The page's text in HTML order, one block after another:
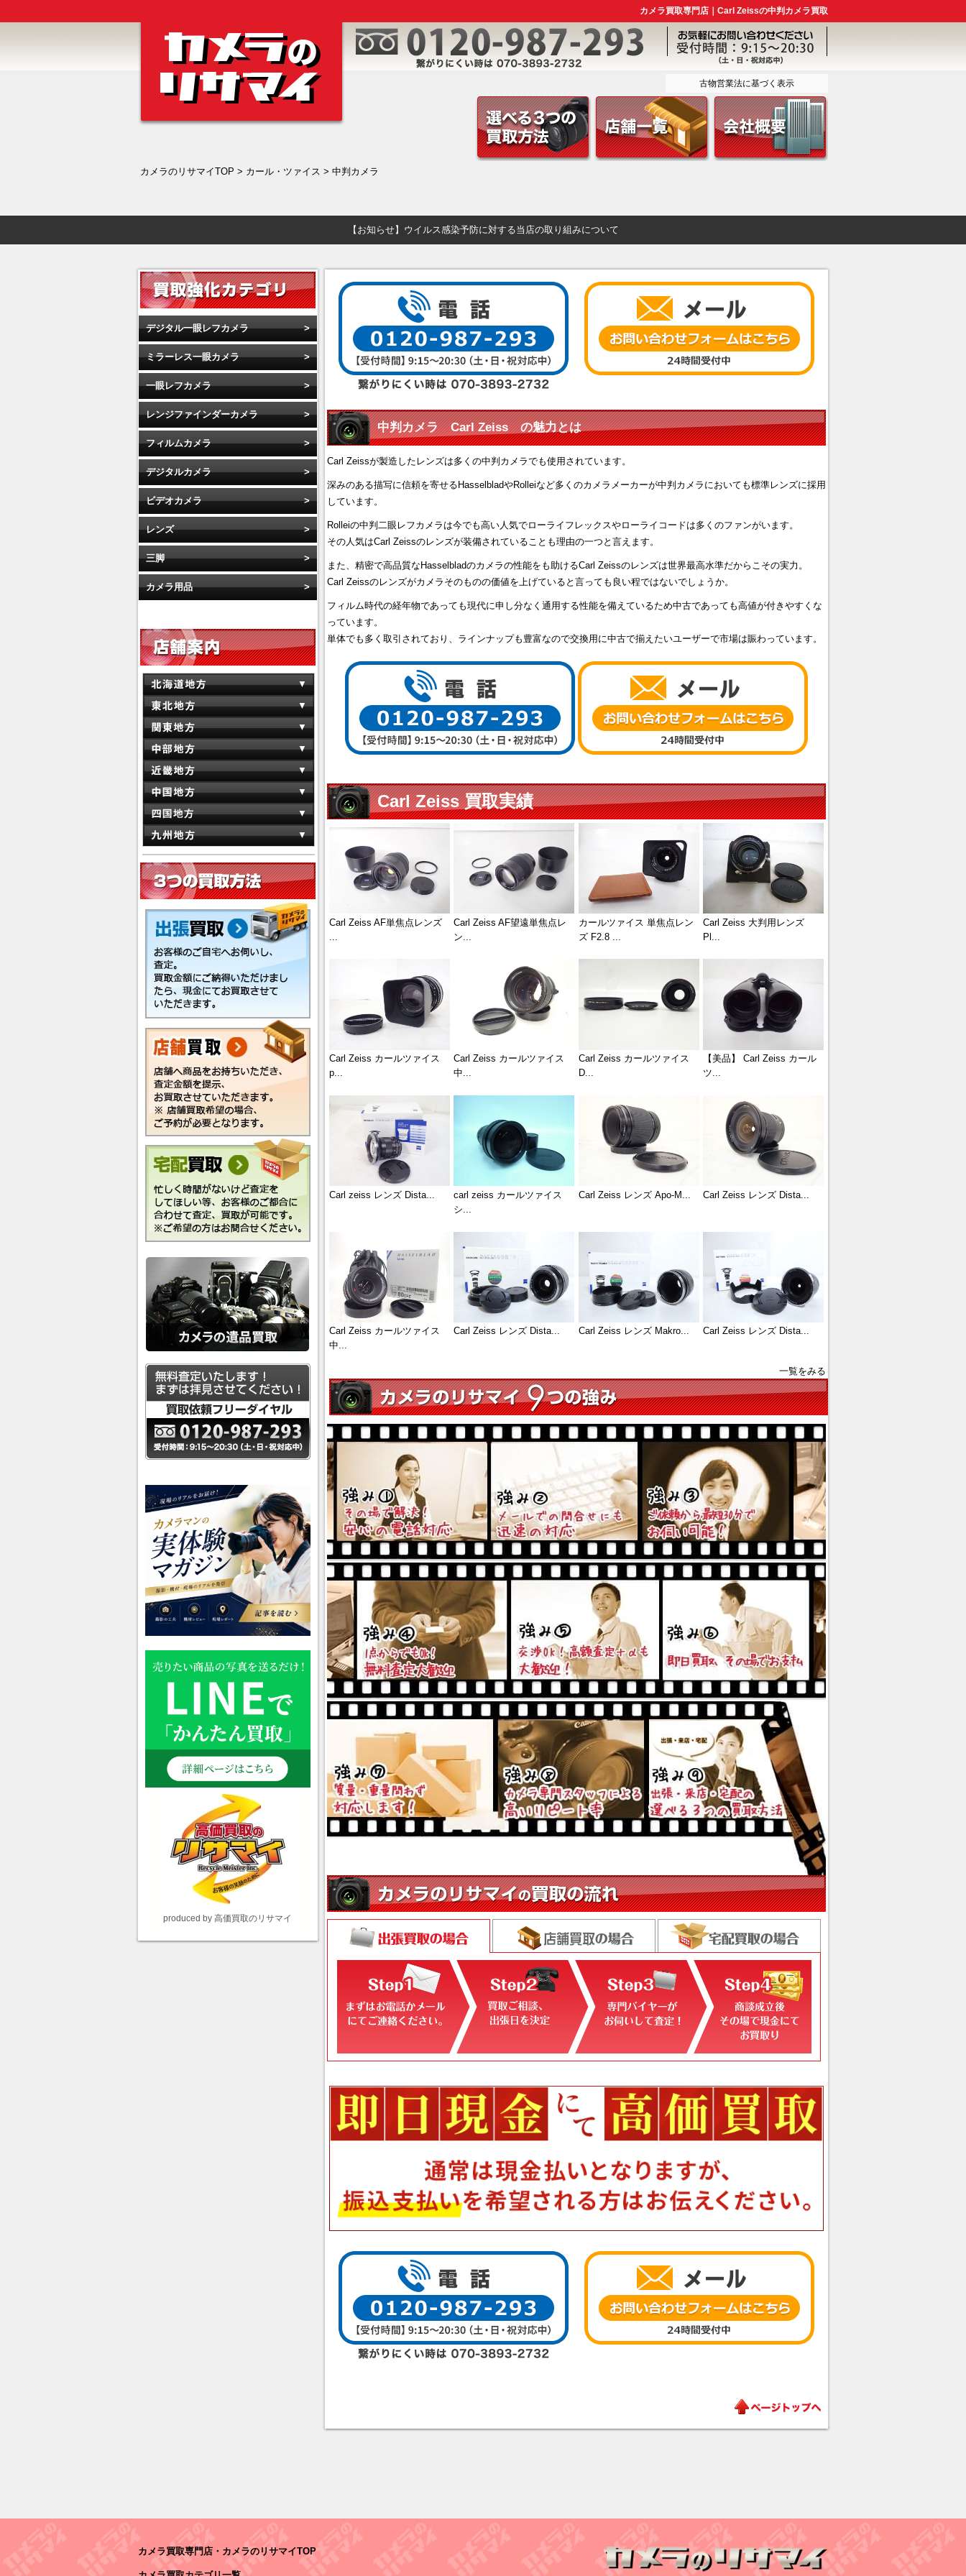
カメラ買取専門店｜Carl Zeissの中判カメラ買取
古物営業法に基づく表示
カメラのリサマイTOP > カール・ツァイス > 中判カメラ
【お知らせ】ウイルス感染予防に対する当店の取り組みについて
中判カメラ Carl Zeiss の魅力とは
Carl Zeissが製造したレンズは多くの中判カメラでも使用されています。
深みのある描写に信頼を寄せるHasselbladやRolleiなど多くのカメラメーカーが中判カメラにおいても標準レンズに採用
しています。
Rolleiの中判二眼レフカメラは今でも高い人気でローライフレックスやローライコードは多くのファンがいます。
その人気はCarl Zeissのレンズが装備されていることも理由の一つと言えます。
また、精密で高品質なHasselbladのカメラの性能をも助けるCarl Zeissのレンズは世界最高水準だからこその実力。
Carl Zeissのレンズがカメラそのものの価値を上げていると言っても良い程ではないでしょうか。
フィルム時代の経年物であっても現代に申し分なく通用する性能を備えているため中古であっても高値が付きやすくな
っています。
単体でも多く取引されており、ラインナップも豊富なので交換用に中古で揃えたいユーザーで市場は賑わっています。
Carl Zeiss 買取実績
Carl Zeiss AF単焦点レンズ
Carl Zeiss AF望遠単焦点レ
ン...
カールツァイス 単焦点レン
ズ F2.8 ...
Carl Zeiss 大判用レンズ
Pl...
Carl Zeiss カールツァイス
p...
Carl Zeiss カールツァイス
中...
Carl Zeiss カールツァイス
D...
【美品】 Carl Zeiss カール
ツ...
Carl zeiss レンズ Dista...
carl zeiss カールツァイス
シ...
Carl Zeiss レンズ Apo-M... Carl Zeiss レンズ Dista...
Carl Zeiss カールツァイス
中...
Carl Zeiss レンズ Dista... Carl Zeiss レンズ Makro... Carl Zeiss レンズ Dista...
一覧をみる
デジタル一眼レフカメラ
ミラーレス一眼カメラ
一眼レフカメラ
レンジファインダーカメラ
フィルムカメラ
デジタルカメラ
ビデオカメラ
レンズ
三脚
カメラ用品
produced by 高価買取のリサマイ
カメラ買取専門店・カメラのリサマイTOP